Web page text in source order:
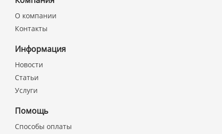
О компании
Контакты
Информация
Новости
Статьи
Услуги
Помощь
Способы оплаты